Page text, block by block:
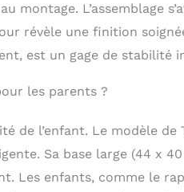
L’assemblage
révèle une finition
est un gage de stabilité
les parents ?
de l’enfant. Le modèle de
Sa base large (44 x
Les enfants, comme le